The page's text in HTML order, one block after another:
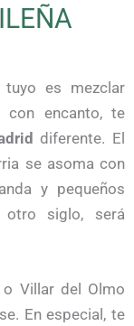
es mezclar
con encanto, te
diferente. El
se asoma con
y pequeños
otro siglo, será
o Villar del Olmo
En especial, te